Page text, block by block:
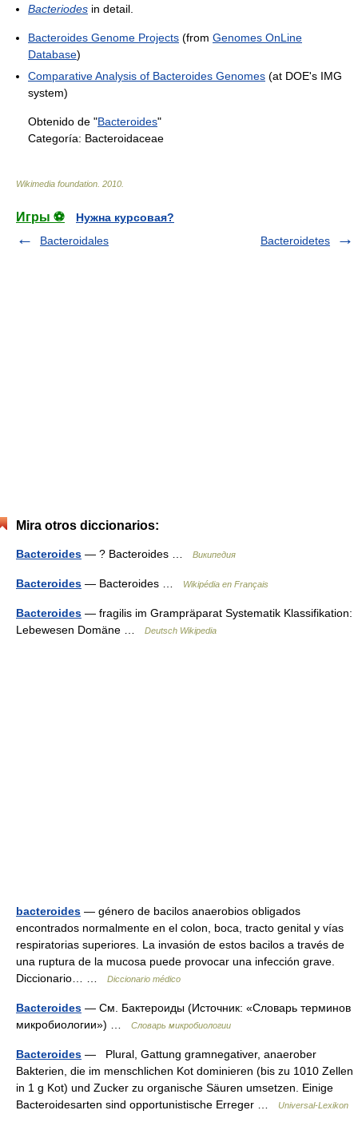
Bacteriodes in detail.
Bacteroides Genome Projects (from Genomes OnLine
Database)
Comparative Analysis of Bacteroides Genomes (at DOE's IMG
system)
Obtenido de "Bacteroides"
Categoría: Bacteroidaceae
Wikimedia foundation 2010
Игры ⚽
Нужна курсовая?
Bacteroidales
Bacteroidetes
Mira otros diccionarios:
Bacteroides — ? Bacteroides … Википедия
Bacteroides — Bacteroides … Wikipédia en Français
Bacteroides — fragilis im Grampräparat Systematik Klassifikation:
Lebewesen Domäne …
Deutsch Wikipedia
bacteroides — género de bacilos anaerobios obligados
encontrados normalmente en el colon, boca, tracto genital y vías
respiratorias superiores. La invasión de estos bacilos a través de
una ruptura de la mucosa puede provocar una infección grave.
Diccionario… …
Diccionario médico
Bacteroides — См. Бактероиды (Источник: «Словарь терминов
микробиологии») …
Словарь микробиологии
Bacteroides — Plural, Gattung gramnegativer, anaerober
Bakterien, die im menschlichen Kot dominieren (bis zu 1010 Zellen
in 1 g Kot) und Zucker zu organische Säuren umsetzen. Einige
Bacteroidesarten sind opportunistische Erreger …
Universal-Lexikon